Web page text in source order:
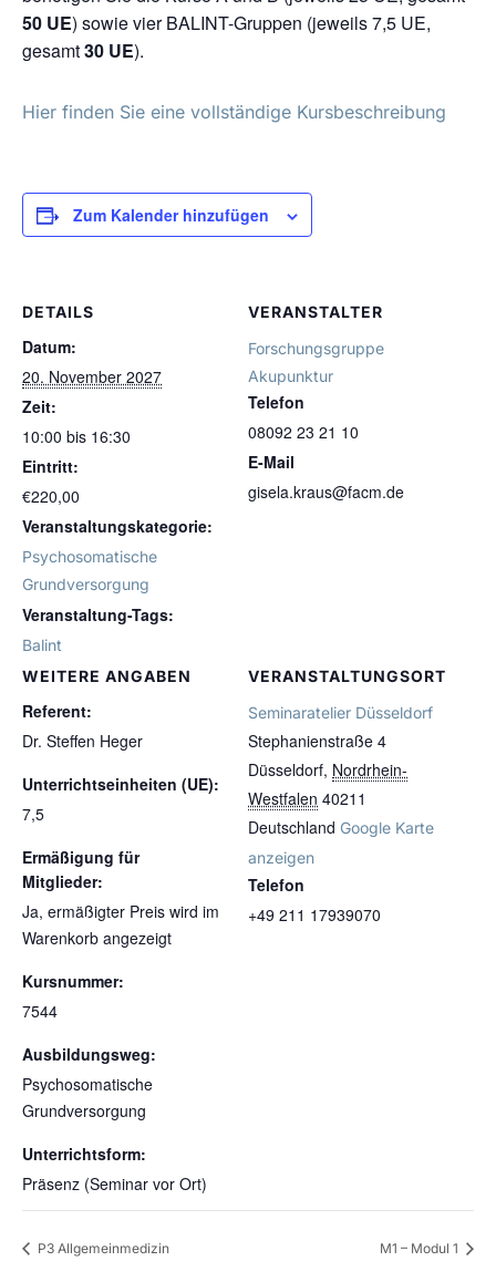
50 UE) sowie vier BALINT-Gruppen (jeweils 7,5 UE,
gesamt30 UE).
Hier finden Sie eine vollständige Kursbeschreibung
Zum Kalender hinzufügen
DETAILS
Datum:
20. November 2027
Zeit:
10:00 bis 16:30
Eintritt:
€220,00
Veranstaltungskategorie:
Psychosomatische
Grundversorgung
Veranstaltung-Tags:
Balint
VERANSTALTUNGSORT
Seminaratelier Düsseldorf
Stephanienstraße 4
Düsseldorf, Nordrhein-
Westfalen 40211
Deutschland Google Karte
anzeigen
Telefon
+49 211 17939070
VERANSTALTER
Forschungsgruppe
Akupunktur
Telefon
08092 23 21 10
E-Mail
gisela.kraus@facm.de
WEITERE ANGABEN
Referent:
Dr. Steffen Heger
Unterrichtseinheiten (UE):
7,5
Ermäßigung für
Mitglieder:
Ja, ermäßigter Preis wird im
Warenkorb angezeigt
Kursnummer:
7544
Ausbildungsweg:
Psychosomatische
Grundversorgung
Unterrichtsform:
Präsenz (Seminar vor Ort)
P3 Allgemeinmedizin M1 – Modul 1